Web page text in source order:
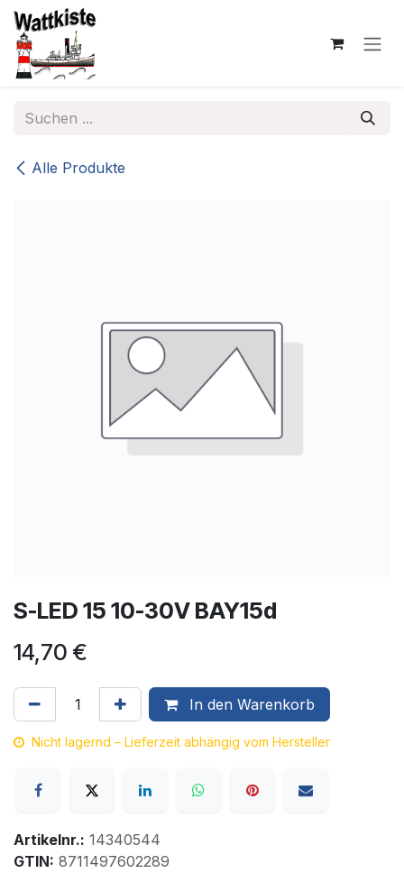
Zum Inhalt springen
Alle Produkte
S-LED 15 10-30V BAY15d
14,70 €
In den Warenkorb
Nicht lagernd – Lieferzeit abhängig vom Hersteller
Artikelnr.: 14340544
GTIN: 8711497602289